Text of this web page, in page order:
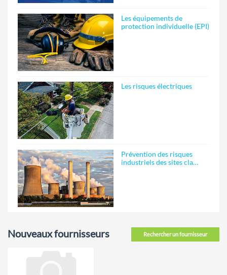
Les équipements de
protection individuelle (EPI)
Les risques électriques
Prévention des risques
industriels des sites cla…
Rechercher un fournisseur
Nouveaux fournisseurs